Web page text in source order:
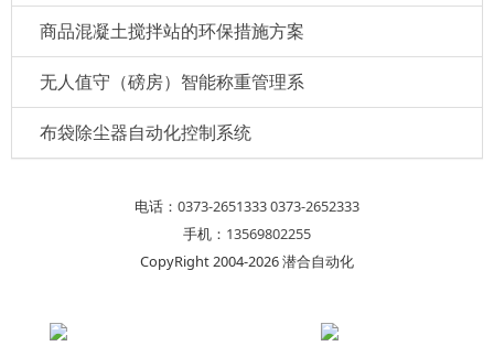
商品混凝土搅拌站的环保措施方案
无人值守（磅房）智能称重管理系
布袋除尘器自动化控制系统
电话： 0373-26513330373-2652333
手机： 13569802255
CopyRight 2004-2026 潜合自动化